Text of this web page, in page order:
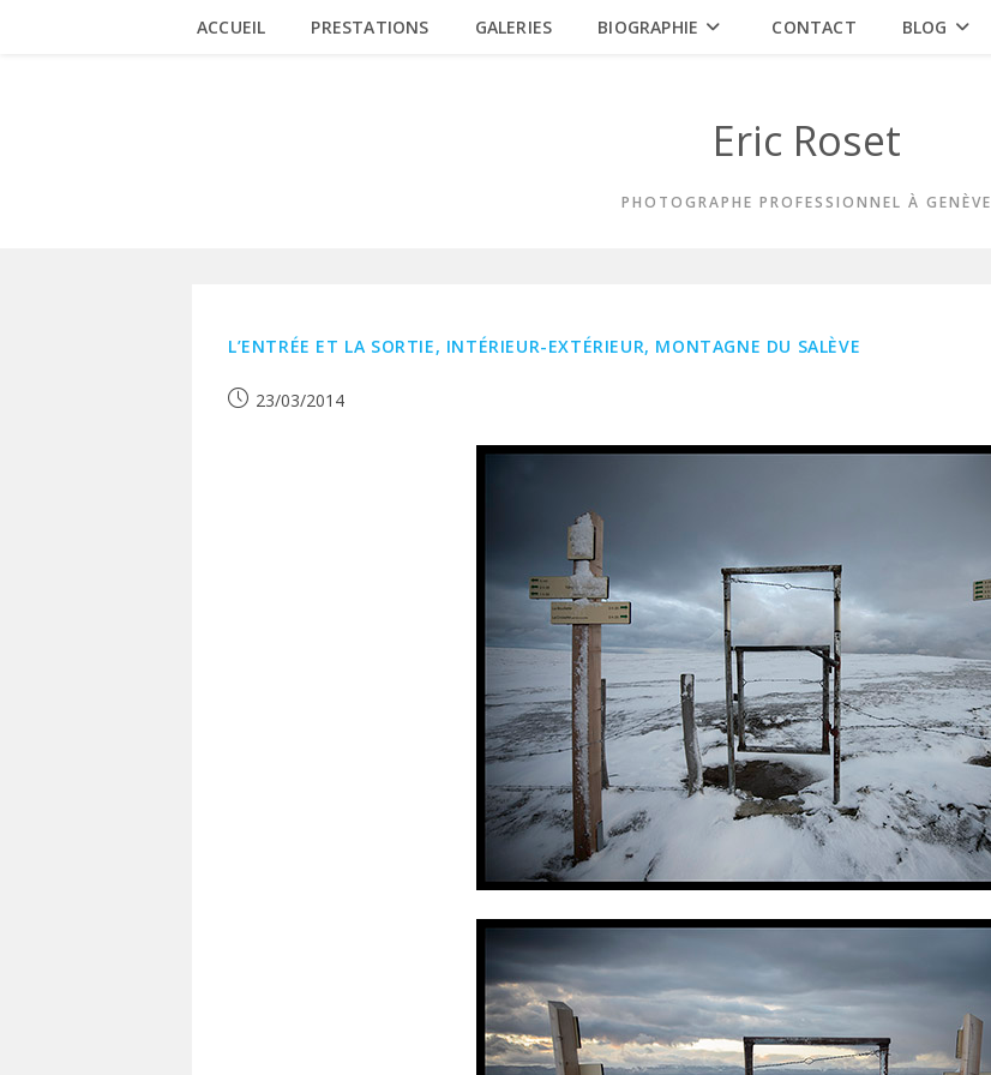
ACCUEIL PRESTATIONS GALERIES BIOGRAPHIE CONTACT BLOG
Eric Roset
PHOTOGRAPHE PROFESSIONNEL À GENÈVE
L’ENTRÉE ET LA SORTIE, INTÉRIEUR-EXTÉRIEUR, MONTAGNE DU SALÈVE
Publication
23/03/2014